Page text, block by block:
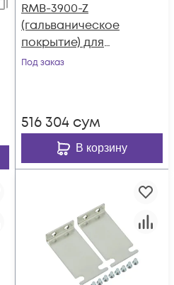
RMB-3900-Z
(гальваническое
покрытие) для
маршрутизаторов
Под заказ
516 304 сум
В корзину